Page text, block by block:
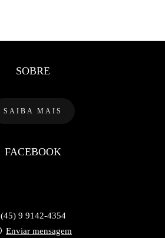
SOBRE
SAIBA MAIS
FACEBOOK
(45) 9 9142-4354
Enviar mensagem